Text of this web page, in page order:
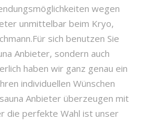
wegen
unmittelbar beim Kryo,
sich benutzen Sie
Anbieter, sondern auch
haben wir ganz genau ein
individuellen Wünschen
Anbieter überzeugen mit
die perfekte Wahl ist unser